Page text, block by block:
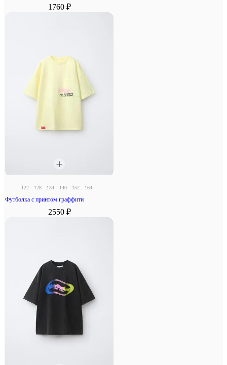
1760 ₽
122 128 134 140 152 164
Футболка с принтом граффити
2550 ₽